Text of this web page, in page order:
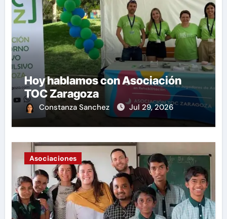
Hoy hablamos con Asociación
TOC Zaragoza
Constanza Sanchez Jul 29, 2026
Asociaciones